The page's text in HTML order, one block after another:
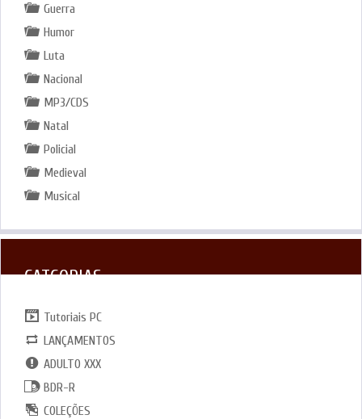
Guerra
Humor
Luta
Nacional
MP3/CDS
Natal
Policial
Medieval
Musical
CATGORIAS
Tutoriais PC
LANÇAMENTOS
ADULTO XXX
BDR-R
COLEÇÕES